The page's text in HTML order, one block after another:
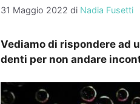
31 Maggio 2022 di Nadia Fusetti
Vediamo di rispondere ad
denti per non andare